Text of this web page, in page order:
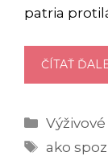
patria
ČÍTAŤ
Značky
ako